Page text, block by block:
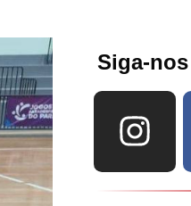
Siga-nos